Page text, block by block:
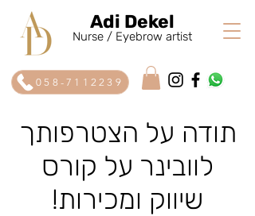
Adi Dekel
Nurse / Eyebrow artist
058-7112239
תודה על הצטרפותך
לוובינר על קורס
שיווק ומכירות!